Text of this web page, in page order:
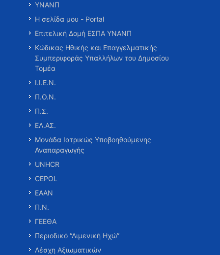
ΥΝΑΝΠ
Η σελίδα μου - Portal
Επιτελική Δομή ΕΣΠΑ ΥΝΑΝΠ
Κώδικας Ηθικής και Επαγγελματικής
Συμπεριφοράς Υπαλλήλων του Δημοσίου
Τομέα
Ι.Ι.Ε.Ν.
Π.Ο.Ν.
Π.Σ.
ΕΛ.ΑΣ.
Μονάδα Ιατρικώς Υποβοηθούμενης
Αναπαραγωγής
UNHCR
CEPOL
ΕΑΑΝ
Π.Ν.
ΓΕΕΘΑ
Περιοδικό “Λιμενική Ηχώ”
Λέσχη Αξιωματικών